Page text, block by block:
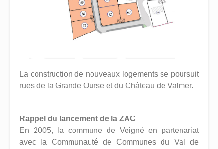
La construction de nouveaux logements se poursuit
rues de la Grande Ourse et du Château de Valmer.
Rappel du lancement de la ZAC
En 2005, la commune de Veigné en partenariat
avec la Communauté de Communes du Val de